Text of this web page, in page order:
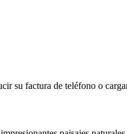
su factura de teléfono o